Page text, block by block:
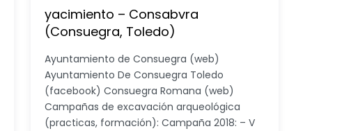
yacimiento – Consabvra
(Consuegra, Toledo)
Ayuntamiento de Consuegra (web)
Ayuntamiento De Consuegra Toledo
(facebook) Consuegra Romana (web)
Campañas de excavación arqueológica
(practicas, formación): Campaña 2018: – V